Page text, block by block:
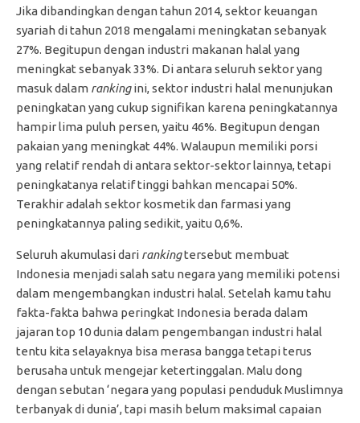
Jika dibandingkan dengan tahun 2014, sektor keuangan
syariah di tahun 2018 mengalami meningkatan sebanyak
27%. Begitupun dengan industri makanan halal yang
meningkat sebanyak 33%. Di antara seluruh sektor yang
masuk dalam rankingini, sektor industri halal menunjukan
peningkatan yang cukup signifikan karena peningkatannya
hampir lima puluh persen, yaitu 46%. Begitupun dengan
pakaian yang meningkat 44%. Walaupun memiliki porsi
yang relatif rendah di antara sektor-sektor lainnya, tetapi
peningkatanya relatif tinggi bahkan mencapai 50%.
Terakhir adalah sektor kosmetik dan farmasi yang
peningkatannya paling sedikit, yaitu 0,6%.
Seluruh akumulasi dari rankingtersebut membuat
Indonesia menjadi salah satu negara yang memiliki potensi
dalam mengembangkan industri halal. Setelah kamu tahu
fakta-fakta bahwa peringkat Indonesia berada dalam
jajaran top 10 dunia dalam pengembangan industri halal
tentu kita selayaknya bisa merasa bangga tetapi terus
berusaha untuk mengejar ketertinggalan. Malu dong
dengan sebutan ‘negara yang populasi penduduk Muslimnya
terbanyak di dunia’, tapi masih belum maksimal capaian